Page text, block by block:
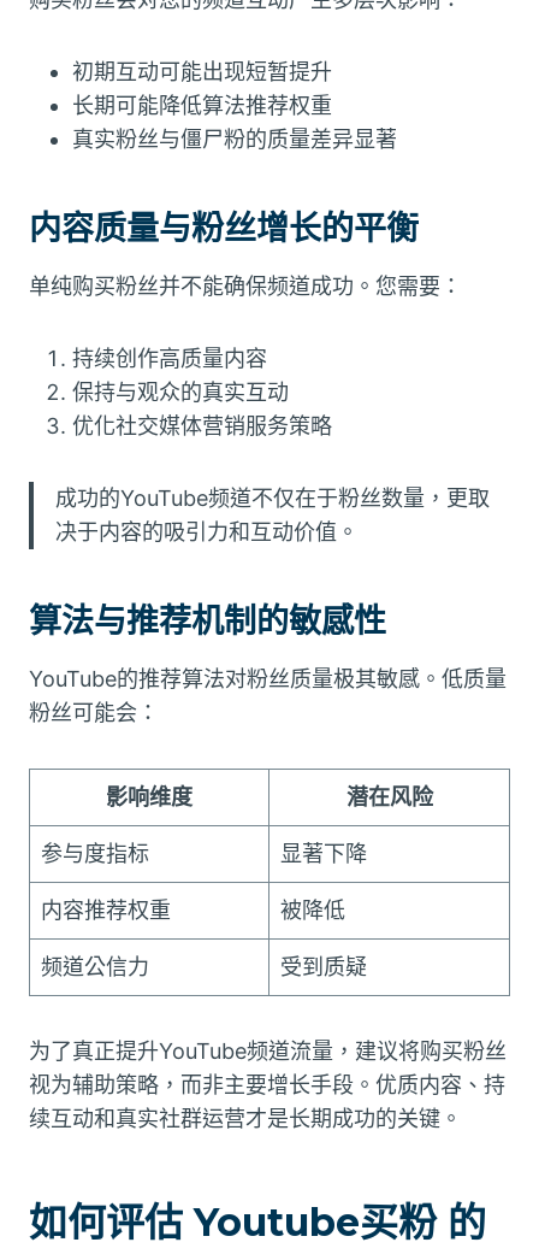
初期互动可能出现短暂提升
长期可能降低算法推荐权重
真实粉丝与僵尸粉的质量差异显著
内容质量与粉丝增长的平衡
单纯购买粉丝并不能确保频道成功。您需要：
持续创作高质量内容
保持与观众的真实互动
优化社交媒体营销服务策略
成功的YouTube频道不仅在于粉丝数量，更取
决于内容的吸引力和互动价值。
算法与推荐机制的敏感性
YouTube的推荐算法对粉丝质量极其敏感。低质量
粉丝可能会：
影响维度 潜在风险
参与度指标 显著下降
内容推荐权重 被降低
频道公信力 受到质疑
为了真正提升YouTube频道流量，建议将购买粉丝
视为辅助策略，而非主要增长手段。优质内容、持
续互动和真实社群运营才是长期成功的关键。
如何评估 Youtube买粉 的